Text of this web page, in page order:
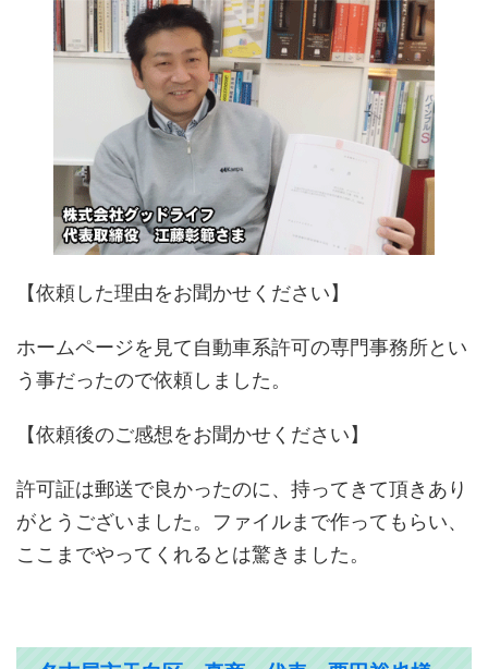
【依頼した理由をお聞かせください】
ホームページを見て自動車系許可の専門事務所とい
う事だったので依頼しました。
【依頼後のご感想をお聞かせください】
許可証は郵送で良かったのに、持ってきて頂きあり
がとうございました。ファイルまで作ってもらい、
ここまでやってくれるとは驚きました。